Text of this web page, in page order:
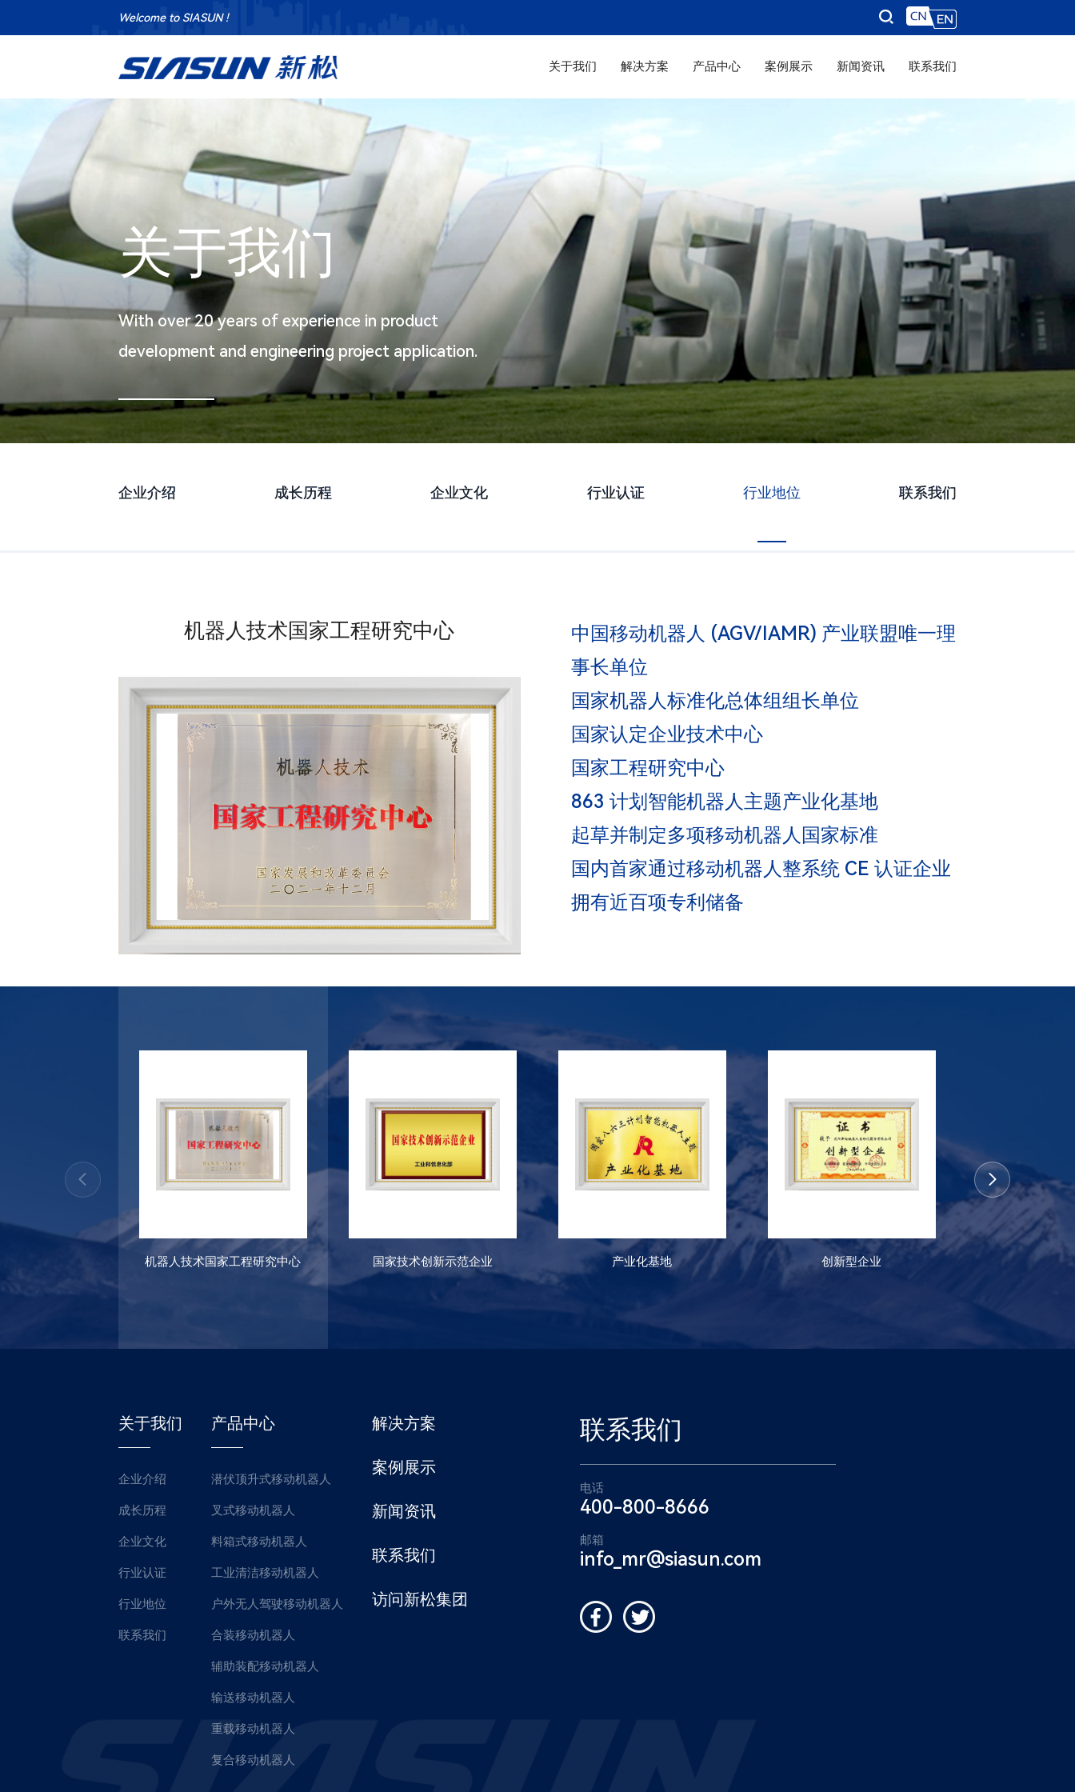
Welcome to SIASUN !
关于我们 解决方案 产品中心 案例展示 新闻资讯 联系我们
关于我们
With over 20 years of experience in product
development and engineering project application.
企业介绍 成长历程 企业文化 行业认证 行业地位 联系我们
机器人技术国家工程研究中心 国家技术创新示范企业
中国移动机器人 (AGV/IAMR) 产业联盟唯一理
事长单位
国家机器人标准化总体组组长单位
国家认定企业技术中心
国家工程研究中心
863 计划智能机器人主题产业化基地
起草并制定多项移动机器人国家标准
国内首家通过移动机器人整系统 CE 认证企业
拥有近百项专利储备
机器人技术国家工程研究中心 国家技术创新示范企业 产业化基地 创新型企业 国家认定 企
关于我们
企业介绍
成长历程
企业文化
行业认证
行业地位
联系我们
产品中心
潜伏顶升式移动机器人
叉式移动机器人
料箱式移动机器人
工业清洁移动机器人
户外无人驾驶移动机器人
合装移动机器人
辅助装配移动机器人
输送移动机器人
重载移动机器人
复合移动机器人
解决方案
案例展示
新闻资讯
联系我们
访问新松集团
联系我们
电话
400-800-8666
邮箱
info_mr@siasun.com